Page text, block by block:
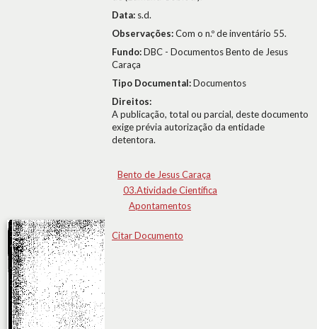
Data: s.d.
Observações:Com o n.º de inventário 55.
Fundo:DBC - Documentos Bento de Jesus
Caraça
Tipo Documental:Documentos
Direitos:
A publicação, total ou parcial, deste documento
exige prévia autorização da entidade
detentora.
Bento de Jesus Caraça
03.Atividade Científica
Apontamentos
Citar Documento